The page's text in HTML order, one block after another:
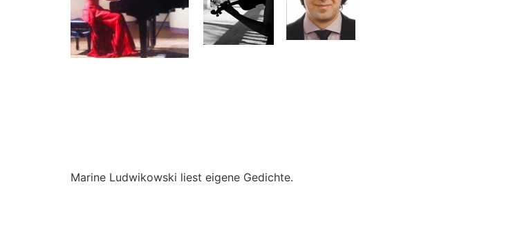
Marine Ludwikowski liest eigene Gedichte.